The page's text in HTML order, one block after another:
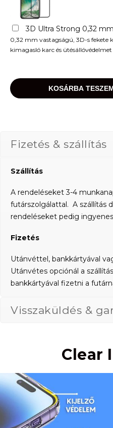
3D Ultra Strong 0,32
0,32 mm vastagságú, 3D-s fekete
kimagasló karc és
KOSÁRBA
Fizetés & szállítás
Szállítás
A rendeléseket 3-4
futárszolgálattal. A szállítás
rendeléseket pedig
Fizetés
Utánvéttel, bankkártyával
Utánvétes opciónál a
bankkártyával fizetni a
Visszaküldés &
Clear